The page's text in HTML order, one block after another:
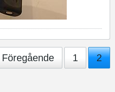
Föregående 1 2